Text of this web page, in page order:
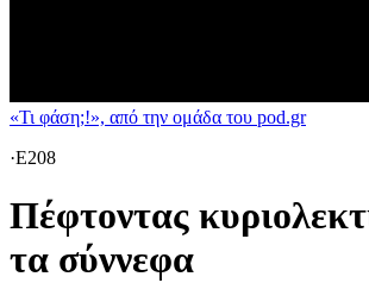
«Τι φάση;!», από την ομάδα του pod.gr
·E208
Πέφτοντας
τα σύννεφα